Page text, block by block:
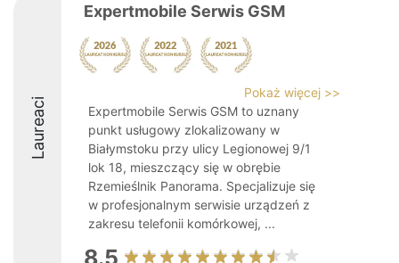
Laureaci
Expertmobile Serwis GSM
Pokaż więcej >>
Expertmobile Serwis GSM to uznany
punkt usługowy zlokalizowany w
Białymstoku przy ulicy Legionowej 9/1
lok 18, mieszczący się w obrębie
Rzemieślnik Panorama. Specjalizuje się
w profesjonalnym serwisie urządzeń z
zakresu telefonii komórkowej, ...
8.5